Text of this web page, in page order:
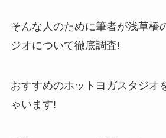
そんな人のために筆者が浅草橋
ジオについて徹底調査!
おすすめのホットヨガスタジオ
ゃいます!